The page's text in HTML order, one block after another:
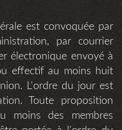
est convoquée par
par courrier
électronique envoyé à
effectif au moins huit
L'ordre du jour est
Toute proposition
moins des membres